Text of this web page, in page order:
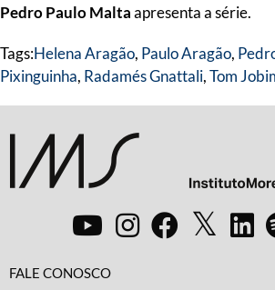
Pedro Paulo Maltaapresenta a série.
Tags:Helena Aragão, Paulo Aragão,
Pixinguinha, Radamés Gnattali,Tom
FALE CONOSCO